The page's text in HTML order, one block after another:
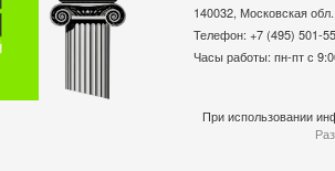
140032, Московская
Телефон: +7 (495)
Часы работы: пн-пт с
При использовании